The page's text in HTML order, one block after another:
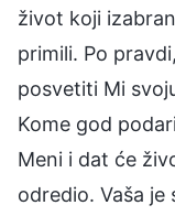
život koji
primili. Po
posvetiti Mi
Kome god
Meni i dat će
odredio. Vaša je